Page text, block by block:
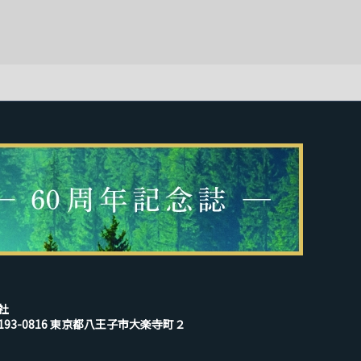
0816 東京都八王子市大楽寺町２